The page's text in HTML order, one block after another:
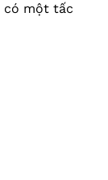
có một tấc